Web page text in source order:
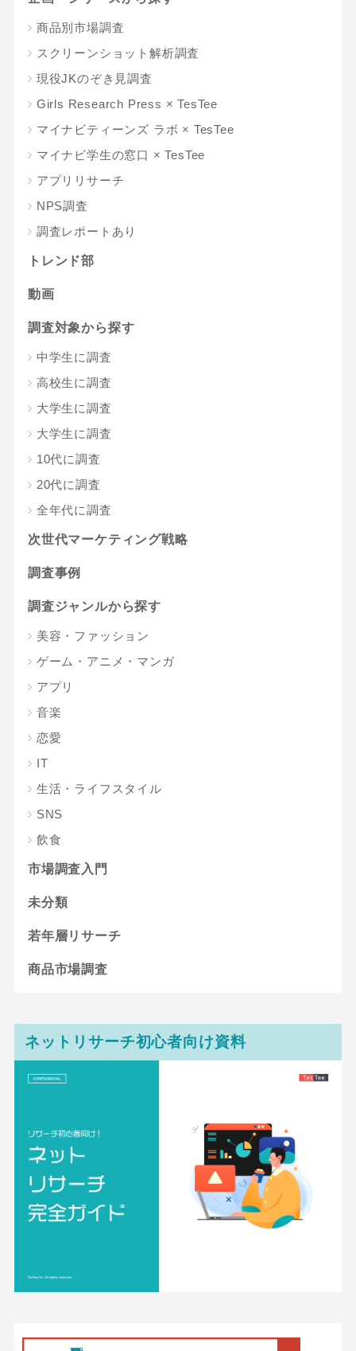
商品別市場調査
スクリーンショット解析調査
現役JKのぞき見調査
Girls Research Press × TesTee
マイナビティーンズ ラボ × TesTee
マイナビ学生の窓口 × TesTee
アプリリサーチ
NPS調査
調査レポートあり
トレンド部
動画
調査対象から探す
中学生に調査
高校生に調査
大学生に調査
大学生に調査
10代に調査
20代に調査
全年代に調査
次世代マーケティング戦略
調査事例
調査ジャンルから探す
美容・ファッション
ゲーム・アニメ・マンガ
アプリ
音楽
恋愛
IT
生活・ライフスタイル
SNS
飲食
市場調査入門
未分類
若年層リサーチ
商品市場調査
ネットリサーチ初心者向け資料